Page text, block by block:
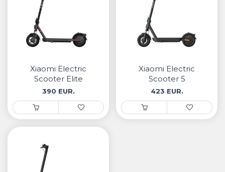
Xiaomi Electric
Scooter Elite
390 EUR.
Xiaomi Electric
Scooter 5
423 EUR.